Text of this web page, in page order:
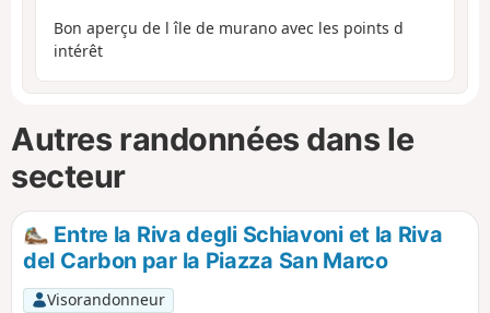
Bon aperçu de l île de murano avec les points d
intérêt
Autres randonnées dans le
secteur
Entre la Riva degli Schiavoni et la Riva
del Carbon par la Piazza San Marco
Visorandonneur